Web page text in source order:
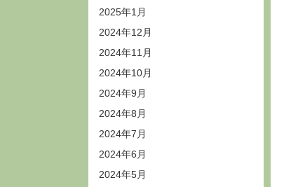
2025年1月
2024年12月
2024年11月
2024年10月
2024年9月
2024年8月
2024年7月
2024年6月
2024年5月